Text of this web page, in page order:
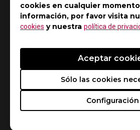
cookies en cualquier
información, por favor visita
cookies y nuestra política de
Configuración
Sólo las cookies
Aceptar
¿Cómo habilito VRR (tasa de
variable) en PS5 y Xbox